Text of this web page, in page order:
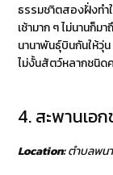
ธรรมชาิตสองฝั่งทำ
เช้ามาก ๆ ไม่นานก็
นานาพันธุ์บินกันให้วุ่
ไม่งั้นสัตว์หลากชนิด
4. สะพานเอ
Location:ตำบลพน